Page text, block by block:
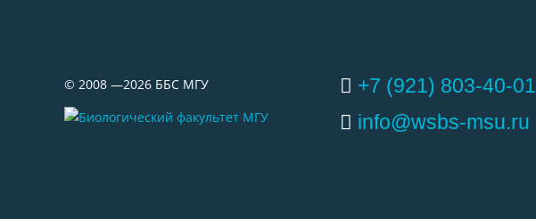
© 2008 —2026 ББС МГУ
+7 (921) 803-40-01
info@wsbs-msu.ru